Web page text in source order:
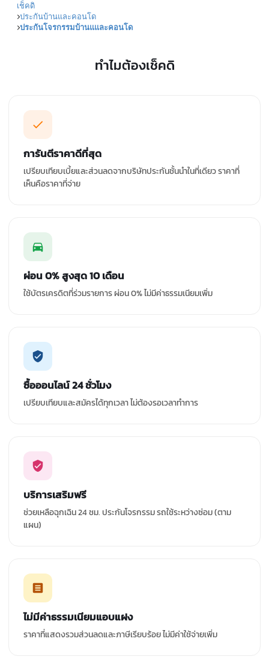
เช็คดิ
ประกันบ้านและคอนโด
ประกันโจรกรรมบ้านแและคอนโด
ทำไมต้องเช็คดิ
การันตีราคาดีที่สุด
เปรียบเทียบเบี้ยและส่วนลดจากบริษัทประกันชั้นนำในที่เดียว ราคาที่
เห็นคือราคาที่จ่าย
ผ่อน 0% สูงสุด 10 เดือน
ใช้บัตรเครดิตที่ร่วมรายการ ผ่อน 0% ไม่มีค่าธรรมเนียมเพิ่ม
ซื้อออนไลน์ 24 ชั่วโมง
เปรียบเทียบและสมัครได้ทุกเวลา ไม่ต้องรอเวลาทำการ
บริการเสริมฟรี
ช่วยเหลือฉุกเฉิน 24 ชม. ประกันโจรกรรม รถใช้ระหว่างซ่อม (ตาม
แผน)
ไม่มีค่าธรรมเนียมแอบแฝง
ราคาที่แสดงรวมส่วนลดและภาษีเรียบร้อย ไม่มีค่าใช้จ่ายเพิ่ม